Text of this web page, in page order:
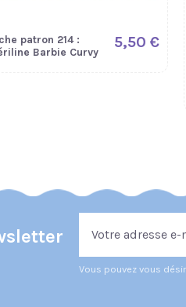
patron 214 :
Barbie Curvy
5,50 €
Vous pouvez vous